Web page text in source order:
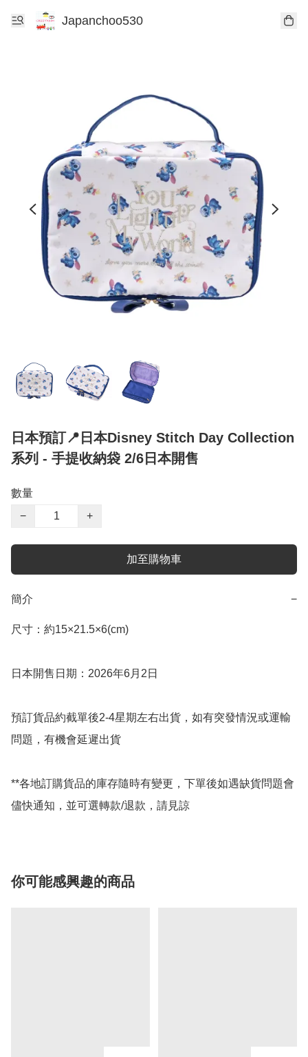
Japanchoo530
日本預訂📍日本Disney Stitch Day Collection
系列 - 手提收納袋 2/6日本開售
數量
−
+
加至購物車
簡介 −
尺寸：約15×21.5×6(cm)
日本開售日期：2026年6月2日
預訂貨品約截單後2-4星期左右出貨，如有突發情況或運輸
問題，有機會延遲出貨
**各地訂購貨品的庫存隨時有變更，下單後如遇缺貨問題會
儘快通知，並可選轉款/退款，請見諒
你可能感興趣的商品